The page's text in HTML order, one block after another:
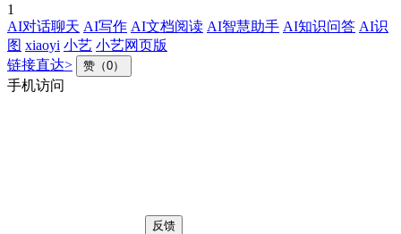
1
AI对话聊天 AI写作 AI文档阅读 AI智慧助手 AI知识问答 AI识
图 xiaoyi 小艺 小艺网页版
链接直达>
赞（0）
手机访问
反馈